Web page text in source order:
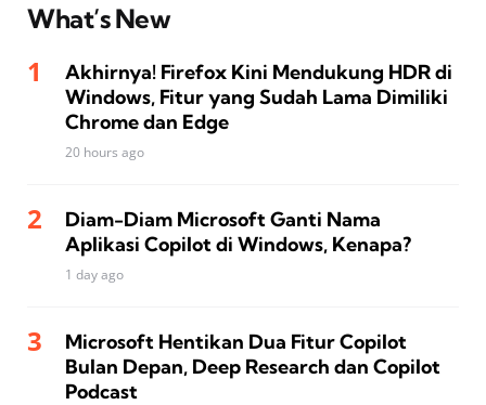
What’s New
Akhirnya! Firefox Kini Mendukung HDR di
Windows, Fitur yang Sudah Lama Dimiliki
Chrome dan Edge
20 hours ago
Diam-Diam Microsoft Ganti Nama
Aplikasi Copilot di Windows, Kenapa?
1 day ago
Microsoft Hentikan Dua Fitur Copilot
Bulan Depan, Deep Research dan Copilot
Podcast